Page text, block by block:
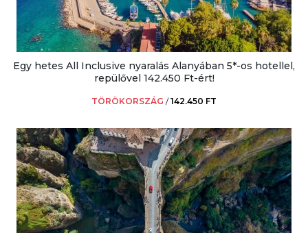
Egy hetes All Inclusive nyaralás Alanyában 5*-os hotellel,
repülővel 142.450 Ft-ért!
TÖRÖKORSZÁG /142.450 FT